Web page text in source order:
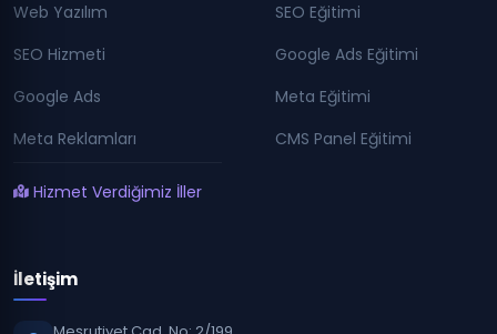
Web Yazılım
SEO Hizmeti
Google Ads
Meta Reklamları
Hizmet Verdiğimiz İller
SEO Eğitimi
Google Ads Eğitimi
Meta Eğitimi
CMS Panel Eğitimi
İletişim